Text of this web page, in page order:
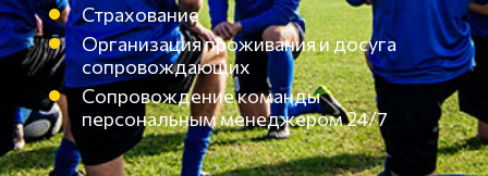
Страхование
Организация проживания и досуга
сопровождающих
Сопровождение команды
персональным менеджером 24/7